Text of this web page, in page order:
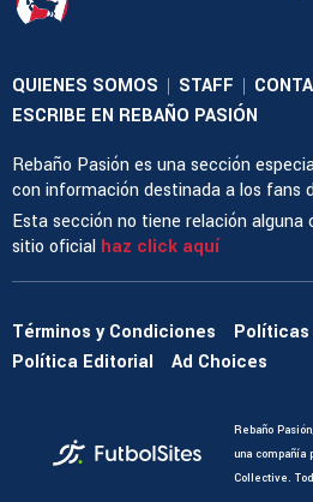
QUIENES SOMOS | STAFF |
ESCRIBE EN REBAÑO PASIÓN
Rebaño Pasión es una sección
con información destinada a los fans
Esta sección no tiene relación alguna
sitio oficial haz click aquí
Términos y Condiciones
Políticas
Política Editorial
Ad Choices
Rebaño
una compañía
Collective.